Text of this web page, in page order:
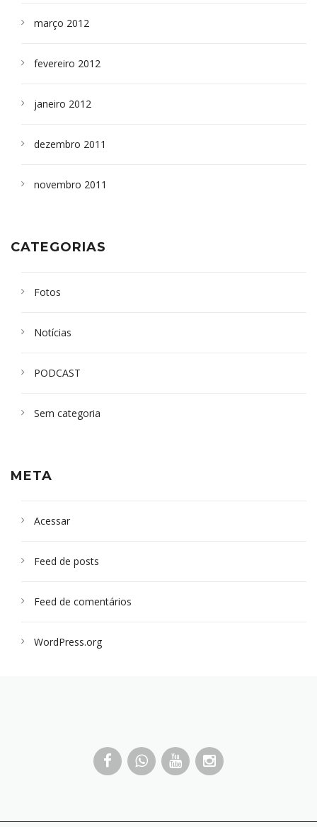
março 2012
fevereiro 2012
janeiro 2012
dezembro 2011
novembro 2011
CATEGORIAS
Fotos
Notícias
PODCAST
Sem categoria
META
Acessar
Feed de posts
Feed de comentários
WordPress.org